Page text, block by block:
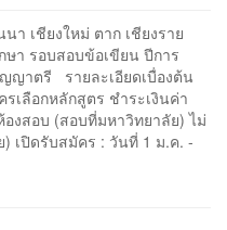
า เชียงใหม่ ตาก เชียงราย
า รอบสอบข้อเขียน ปีการ
ญาตรี รายละเอียดเบื่องต้น
เลือกหลักสูตร ชำระเงินค่า
งสอบ (สอบที่มหาวิทยาลัย) ไม่
เปิดรับสมัคร : วันที่ 1 ม.ค. -